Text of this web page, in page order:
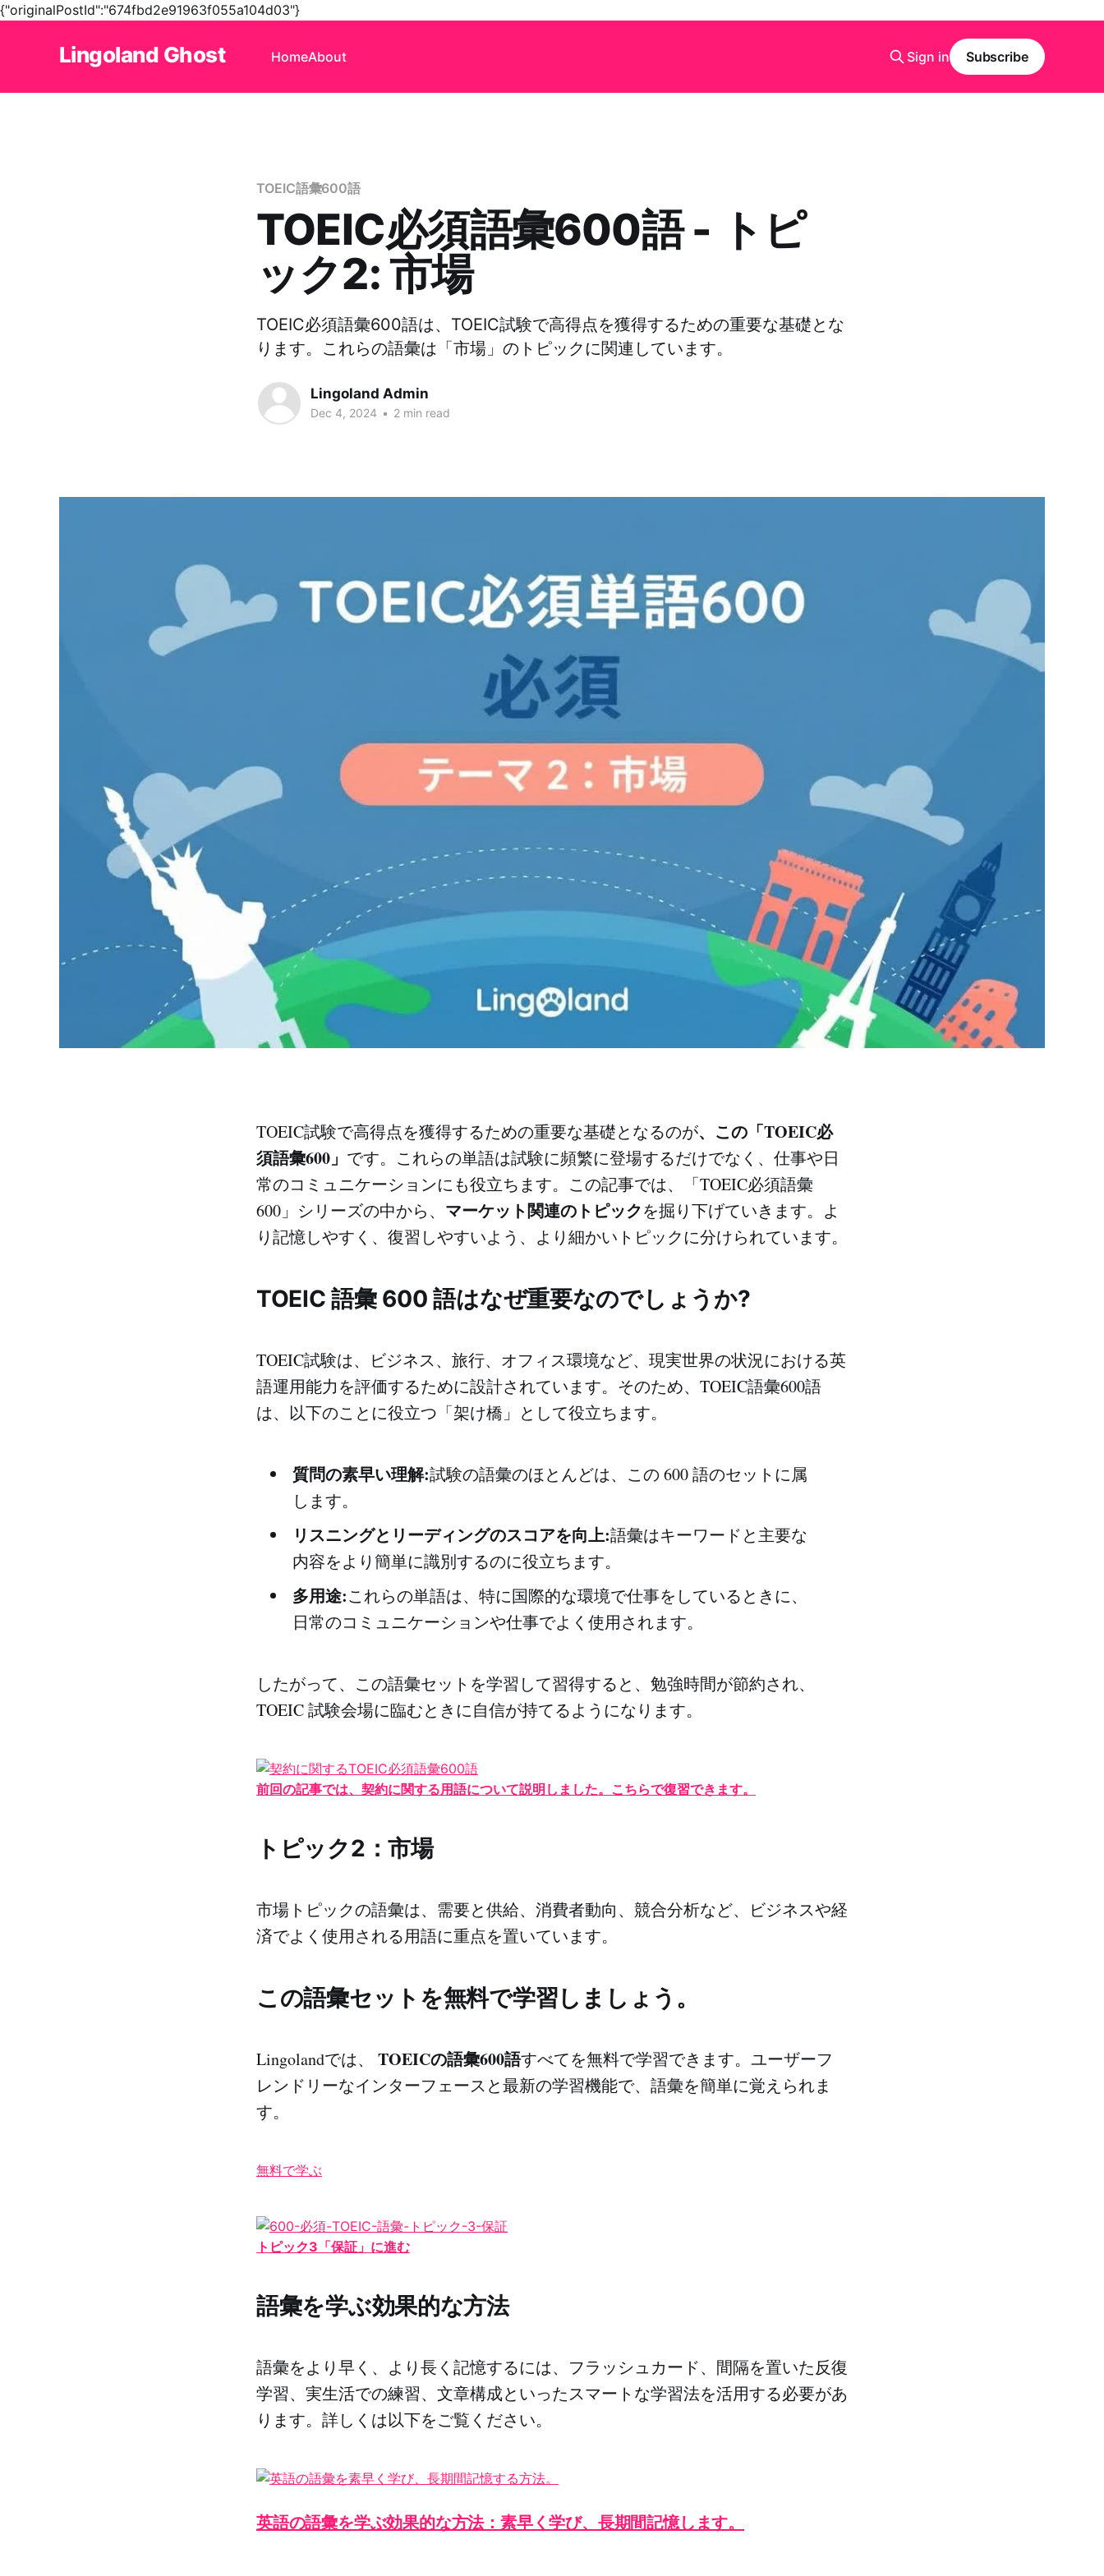
{"originalPostId":"674fbd2e91963f055a104d03"}
Lingoland Ghost HomeAbout Sign in Subscribe
TOEIC語彙600語
TOEIC必須語彙600語 - トピ
ック2: 市場
TOEIC必須語彙600語は、TOEIC試験で高得点を獲得するための重要な基礎とな
ります。これらの語彙は「市場」のトピックに関連しています。
Lingoland Admin
Dec 4, 2024 • 2 min read
TOEIC試験で高得点を獲得するための重要な基礎となるのが、この「TOEIC必
須語彙600」 です。これらの単語は試験に頻繁に登場するだけでなく、仕事や日
常のコミュニケーションにも役立ちます。この記事では、「TOEIC必須語彙
600」シリーズの中から、 マーケット関連のトピックを掘り下げていきます。よ
り記憶しやすく、復習しやすいよう、より細かいトピックに分けられています。
TOEIC 語彙 600 語はなぜ重要なのでしょうか?
TOEIC試験は、ビジネス、旅行、オフィス環境など、現実世界の状況における英
語運用能力を評価するために設計されています。そのため、TOEIC語彙600語
は、以下のことに役立つ「架け橋」として役立ちます。
質問の素早い理解:試験の語彙のほとんどは、この 600 語のセットに属
します。
リスニングとリーディングのスコアを向上:語彙はキーワードと主要な
内容をより簡単に識別するのに役立ちます。
多用途:これらの単語は、特に国際的な環境で仕事をしているときに、
日常のコミュニケーションや仕事でよく使用されます。
したがって、この語彙セットを学習して習得すると、勉強時間が節約され、
TOEIC 試験会場に臨むときに自信が持てるようになります。
前回の記事では、契約に関する用語について説明しました。こちらで復習できます。
トピック2：市場
市場トピックの語彙は、需要と供給、消費者動向、競合分析など、ビジネスや経
済でよく使用される用語に重点を置いています。
この語彙セットを無料で学習しましょう。
Lingolandでは、 TOEICの語彙600語すべてを無料で学習できます。ユーザーフ
レンドリーなインターフェースと最新の学習機能で、語彙を簡単に覚えられま
す。
無料で学ぶ
トピック3「保証」に進む
語彙を学ぶ効果的な方法
語彙をより早く、より長く記憶するには、フラッシュカード、間隔を置いた反復
学習、実生活での練習、文章構成といったスマートな学習法を活用する必要があ
ります。詳しくは以下をご覧ください。
英語の語彙を学ぶ効果的な方法：素早く学び、長期間記憶します。